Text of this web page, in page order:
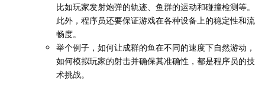
比如玩家发射炮弹的轨迹、鱼群的运动和碰撞检测等。
此外，程序员还要保证游戏在各种设备上的稳定性和流
畅度。
举个例子，如何让成群的鱼在不同的速度下自然游动，
如何模拟玩家的射击并确保其准确性，都是程序员的技
术挑战。